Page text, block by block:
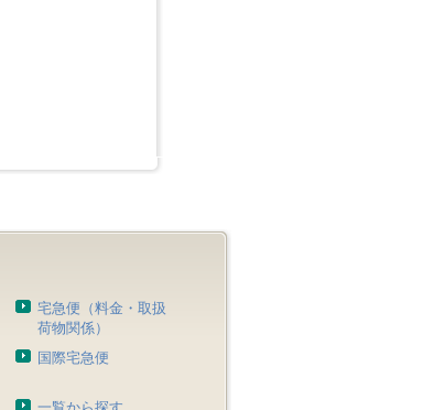
宅急便（料金・取扱
荷物関係）
国際宅急便